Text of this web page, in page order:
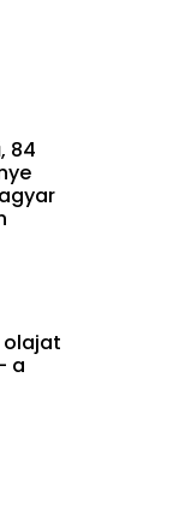
84
olajat
a